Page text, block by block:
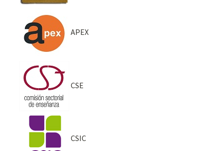
APEX
CSE
CSIC